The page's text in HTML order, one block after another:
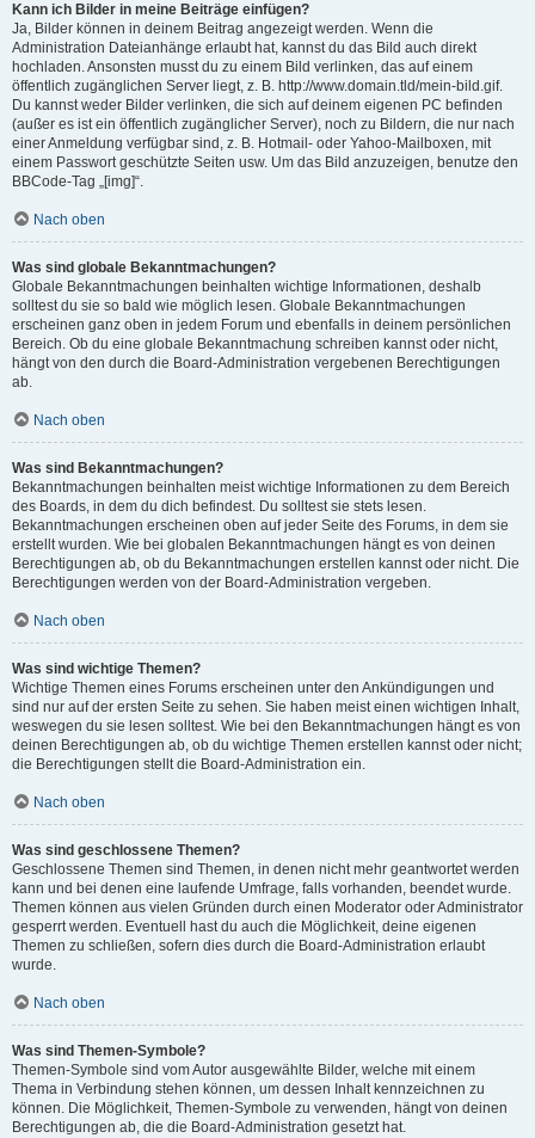
Kann ich Bilder in meine Beiträge einfügen?
Ja, Bilder können in deinem Beitrag angezeigt werden. Wenn die
Administration Dateianhänge erlaubt hat, kannst du das Bild auch direkt
hochladen. Ansonsten musst du zu einem Bild verlinken, das auf einem
öffentlich zugänglichen Server liegt, z. B. http://www.domain.tld/mein-bild.gif.
Du kannst weder Bilder verlinken, die sich auf deinem eigenen PC befinden
(außer es ist ein öffentlich zugänglicher Server), noch zu Bildern, die nur nach
einer Anmeldung verfügbar sind, z. B. Hotmail- oder Yahoo-Mailboxen, mit
einem Passwort geschützte Seiten usw. Um das Bild anzuzeigen, benutze den
BBCode-Tag „[img]“.
Nach oben
Was sind globale Bekanntmachungen?
Globale Bekanntmachungen beinhalten wichtige Informationen, deshalb
solltest du sie so bald wie möglich lesen. Globale Bekanntmachungen
erscheinen ganz oben in jedem Forum und ebenfalls in deinem persönlichen
Bereich. Ob du eine globale Bekanntmachung schreiben kannst oder nicht,
hängt von den durch die Board-Administration vergebenen Berechtigungen
ab.
Nach oben
Was sind Bekanntmachungen?
Bekanntmachungen beinhalten meist wichtige Informationen zu dem Bereich
des Boards, in dem du dich befindest. Du solltest sie stets lesen.
Bekanntmachungen erscheinen oben auf jeder Seite des Forums, in dem sie
erstellt wurden. Wie bei globalen Bekanntmachungen hängt es von deinen
Berechtigungen ab, ob du Bekanntmachungen erstellen kannst oder nicht. Die
Berechtigungen werden von der Board-Administration vergeben.
Nach oben
Was sind wichtige Themen?
Wichtige Themen eines Forums erscheinen unter den Ankündigungen und
sind nur auf der ersten Seite zu sehen. Sie haben meist einen wichtigen Inhalt,
weswegen du sie lesen solltest. Wie bei den Bekanntmachungen hängt es von
deinen Berechtigungen ab, ob du wichtige Themen erstellen kannst oder nicht;
die Berechtigungen stellt die Board-Administration ein.
Nach oben
Was sind geschlossene Themen?
Geschlossene Themen sind Themen, in denen nicht mehr geantwortet werden
kann und bei denen eine laufende Umfrage, falls vorhanden, beendet wurde.
Themen können aus vielen Gründen durch einen Moderator oder Administrator
gesperrt werden. Eventuell hast du auch die Möglichkeit, deine eigenen
Themen zu schließen, sofern dies durch die Board-Administration erlaubt
wurde.
Nach oben
Was sind Themen-Symbole?
Themen-Symbole sind vom Autor ausgewählte Bilder, welche mit einem
Thema in Verbindung stehen können, um dessen Inhalt kennzeichnen zu
können. Die Möglichkeit, Themen-Symbole zu verwenden, hängt von deinen
Berechtigungen ab, die die Board-Administration gesetzt hat.